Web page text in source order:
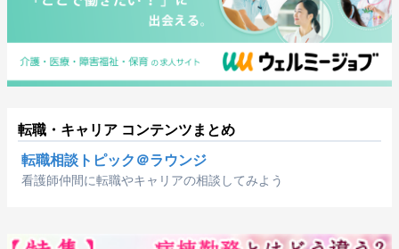
転職・キャリア コンテンツまとめ
転職相談トピック＠ラウンジ
看護師仲間に転職やキャリアの相談してみよう